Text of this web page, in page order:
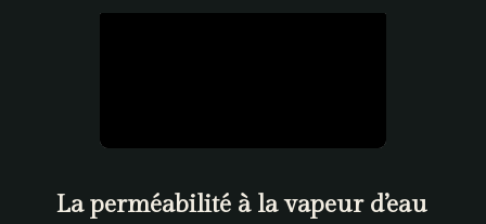
La perméabilité à la vapeur d’eau